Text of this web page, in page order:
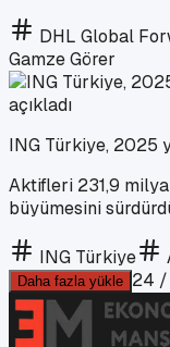
DHL Global
Gamze Görer
ING Türkiye, 2025
Aktifleri 231,9
büyümesini
ING Türkiye
Daha fazla yükle 24 /